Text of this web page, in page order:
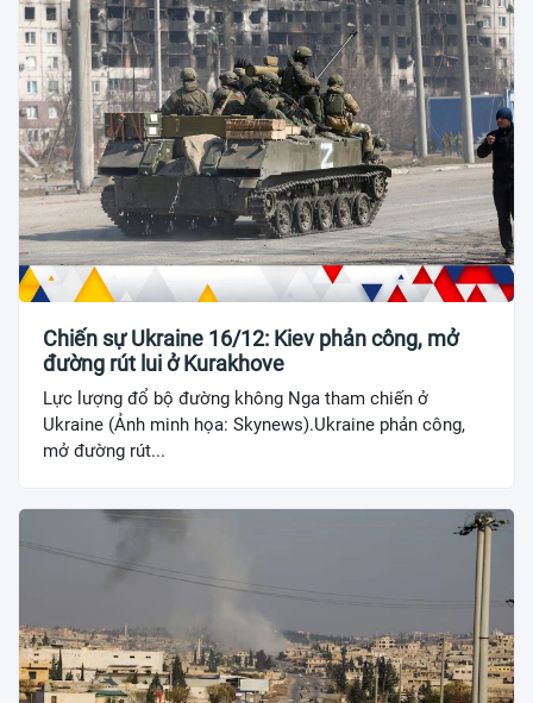
Chiến sự Ukraine 16/12: Kiev phản công, mở
đường rút lui ở Kurakhove
Lực lượng đổ bộ đường không Nga tham chiến ở
Ukraine (Ảnh minh họa: Skynews).Ukraine phản công,
mở đường rút...